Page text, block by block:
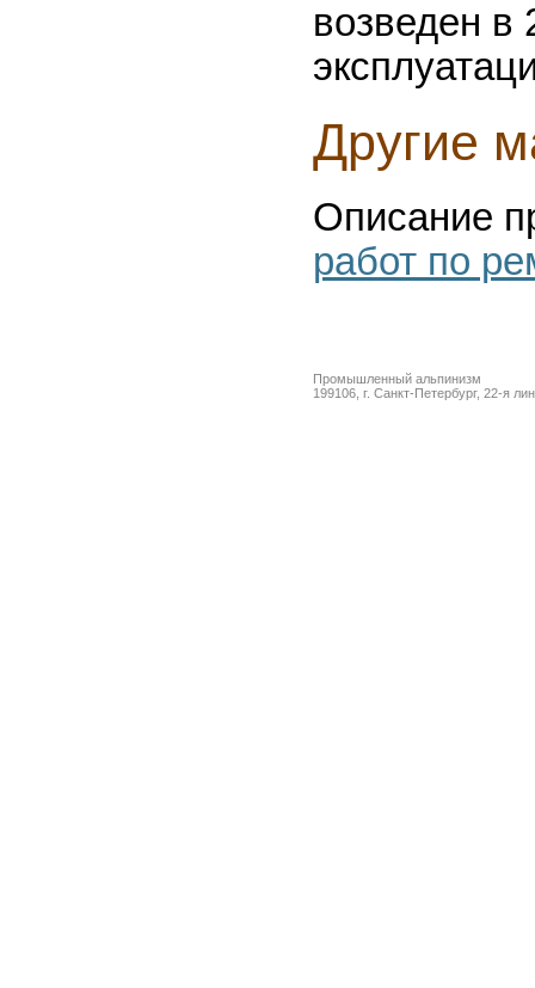
возведен в
Другие
Описание
работ по
Промышленный альпинизм
199106, г. Санкт-Петербург, 22-я